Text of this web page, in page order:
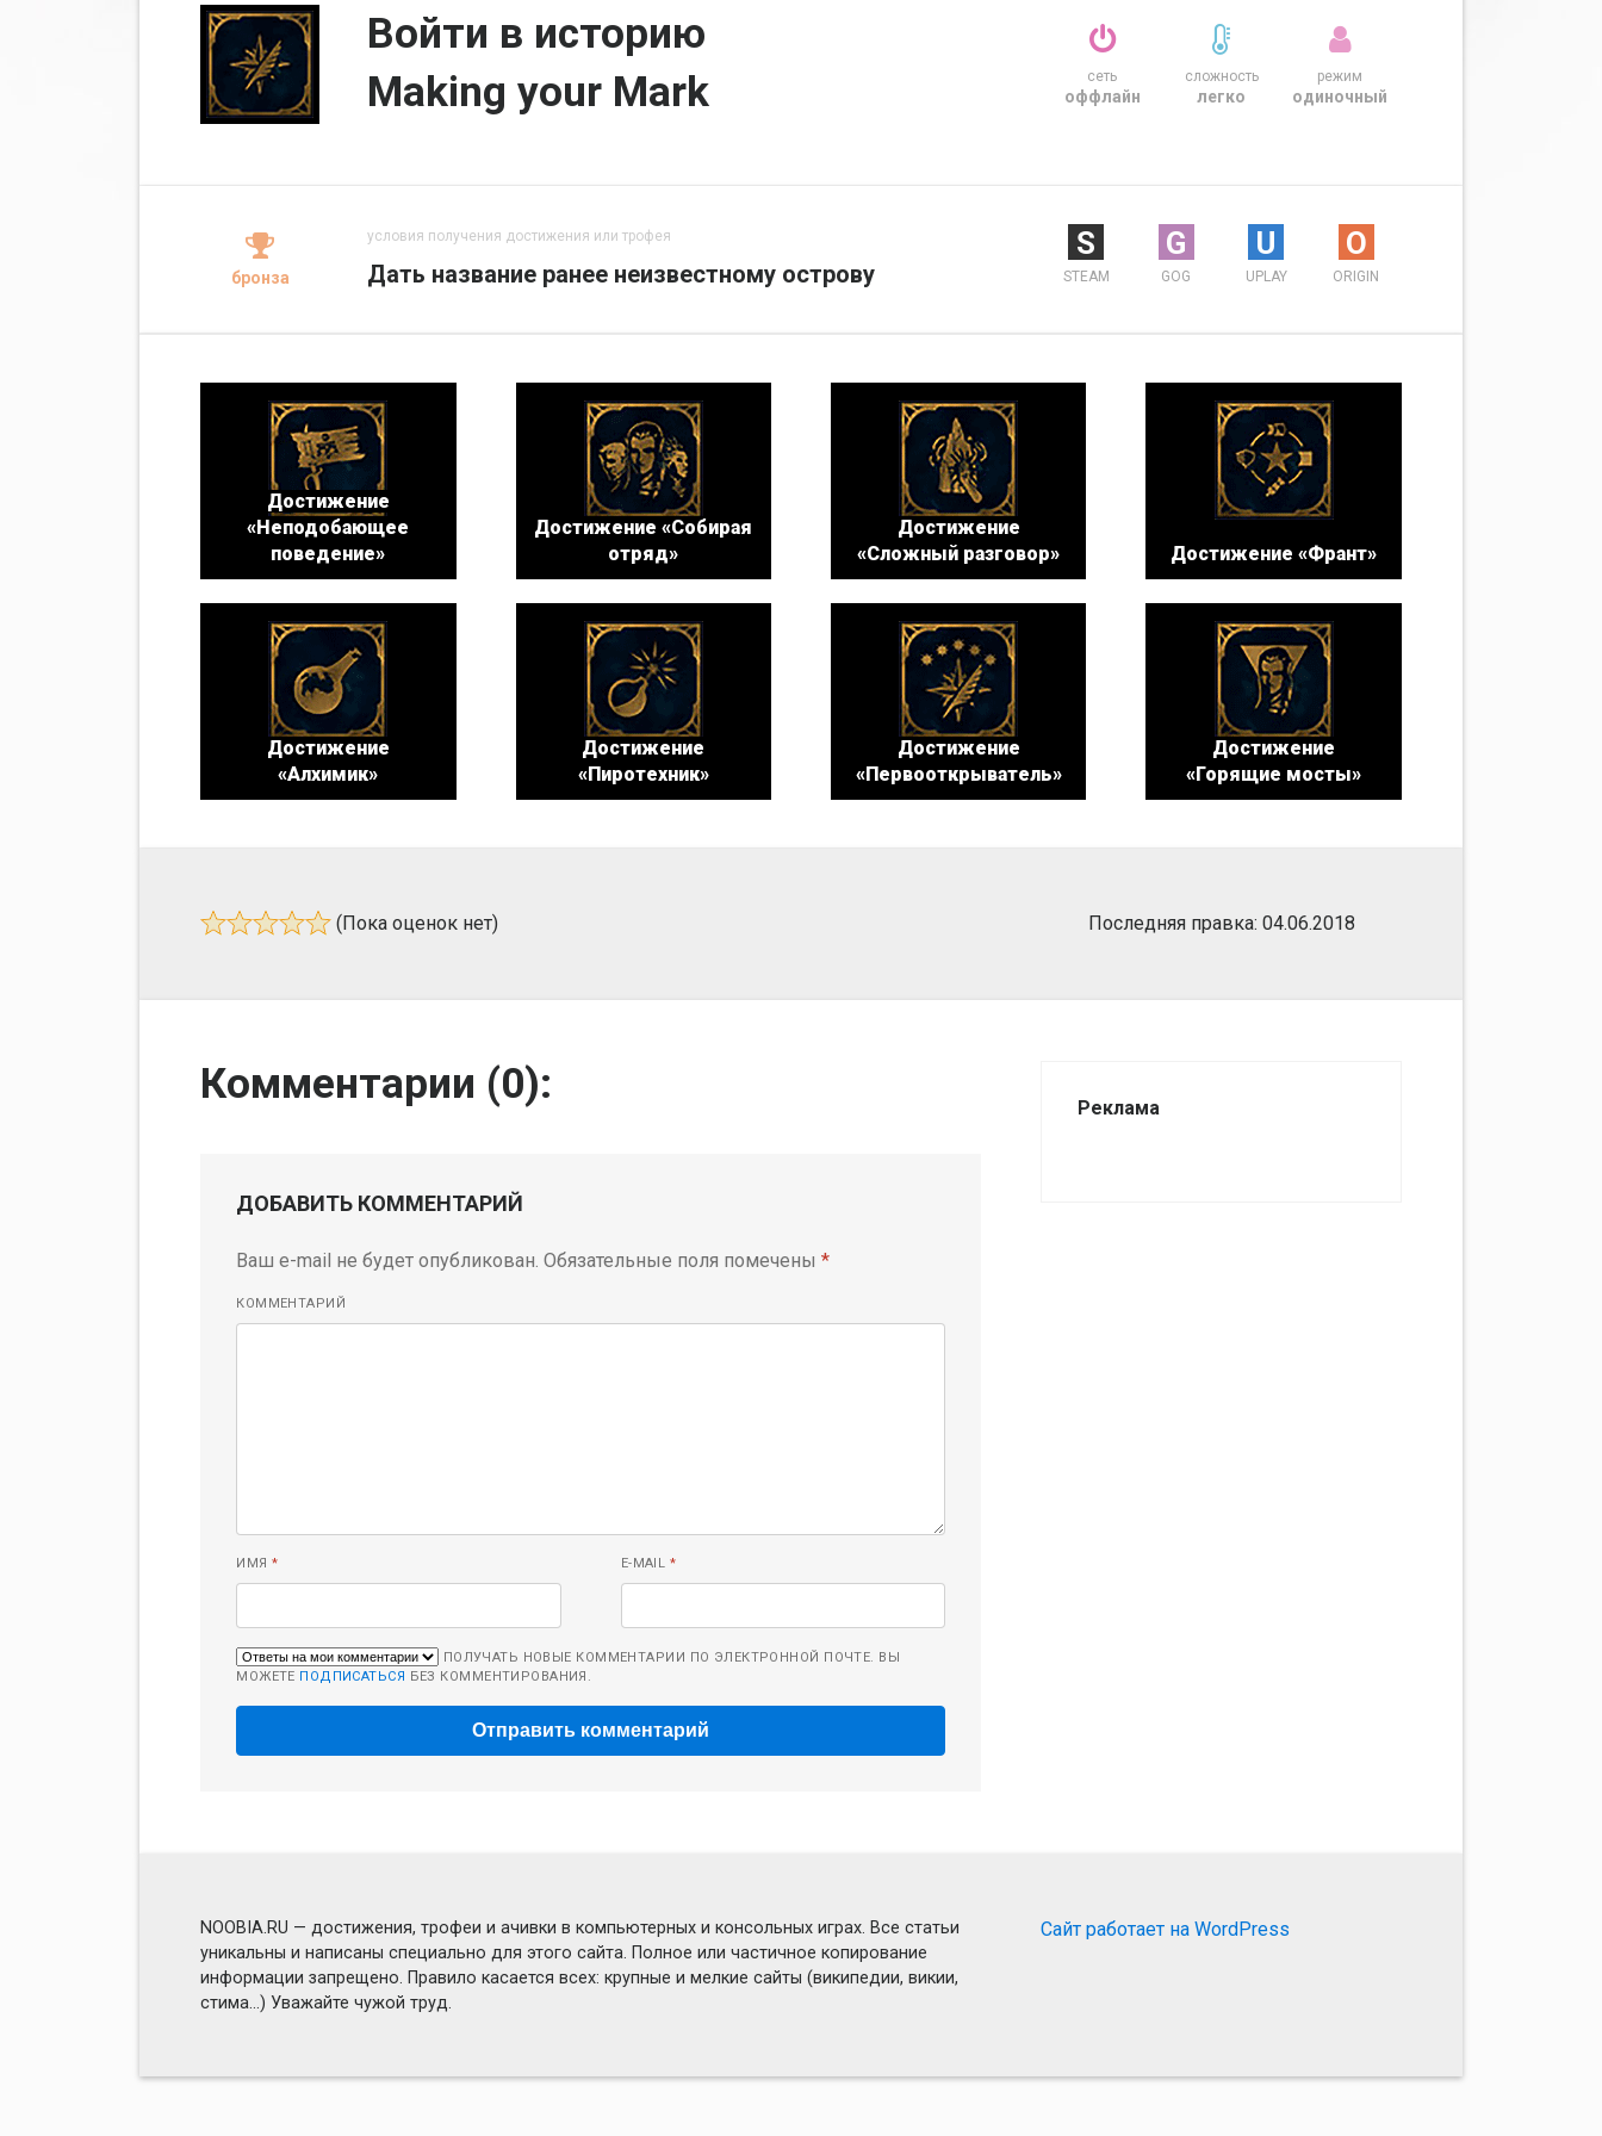
Войти в историю
Making your Mark
сеть
оффлайн
сложность
легко
режим
одиночный
бронза
условия получения достижения или трофея
Дать название ранее неизвестному острову
S
STEAM
G
GOG
U
UPLAY
O
ORIGIN
Достижение
«Неподобающее
поведение»
Достижение «Собирая
отряд»
Достижение
«Сложный разговор»
Достижение «Франт»
Достижение
«Алхимик»
Достижение
«Пиротехник»
Достижение
«Первооткрыватель»
Достижение
«Горящие мосты»
(Пока оценок нет) Последняя правка: 04.06.2018
Комментарии (0):
ДОБАВИТЬ КОММЕНТАРИЙ
Ваш e-mail не будет опубликован. Обязательные поля помечены*
КОММЕНТАРИЙ
ИМЯ * E-MAIL *
ПОЛУЧАТЬ НОВЫЕ КОММЕНТАРИИ ПО ЭЛЕКТРОННОЙ ПОЧТЕ. ВЫ
МОЖЕТЕ ПОДПИСАТЬСЯ БЕЗ КОММЕНТИРОВАНИЯ.
Реклама
NOOBIA.RU — достижения, трофеи и ачивки в компьютерных и консольных играх. Все статьи
уникальны и написаны специально для этого сайта. Полное или частичное копирование
информации запрещено. Правило касается всех: крупные и мелкие сайты (википедии, викии,
стима...) Уважайте чужой труд.
Сайт работает на WordPress